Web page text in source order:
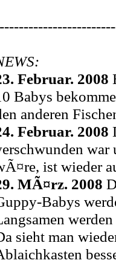
Februar. 2008
Babys
anderen
Februar. 2008
war
ist wieder
MÃ¤rz. 2008
Babys
sieht man